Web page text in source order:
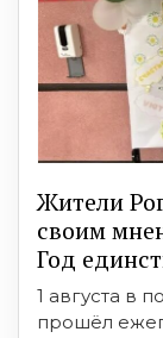
Жители
своим
Год
1 августа в
прошёл